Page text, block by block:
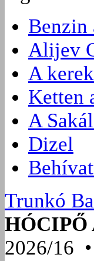
Benzin
Alijev
A
Ketten
A
Dizel
Trunkó
HÓCIPŐ
2026/16